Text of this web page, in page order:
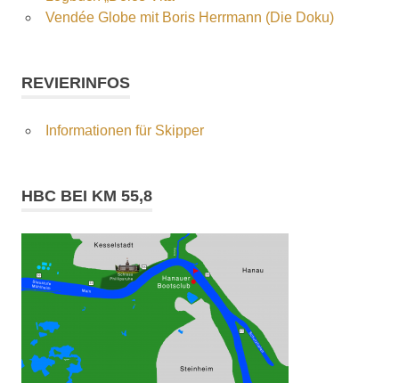
Vendée Globe mit Boris Herrmann (Die Doku)
REVIERINFOS
Informationen für Skipper
HBC BEI KM 55,8